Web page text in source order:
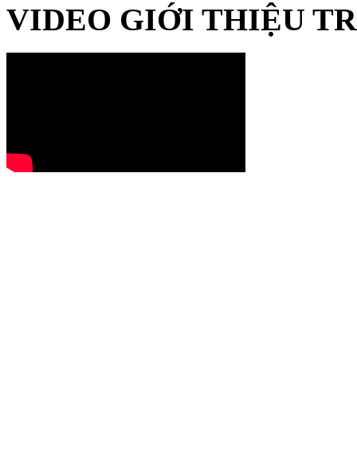
VIDEO GIỚI THIỆU